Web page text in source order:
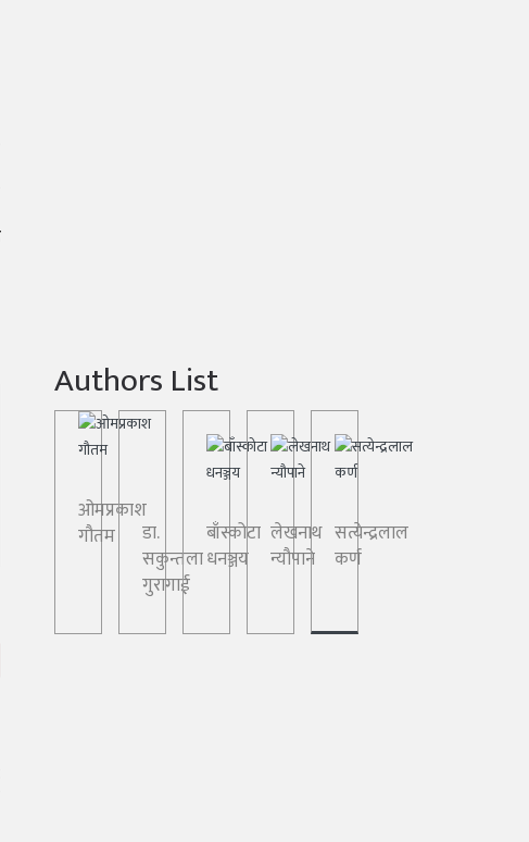
Authors List
ओमप्रकाश
गौतम
डा.
सकुन्तला
गुरागाई
बाँस्कोटा
धनञ्जय
लेखनाथ
न्यौपाने
सत्येन्द्रलाल
कर्ण